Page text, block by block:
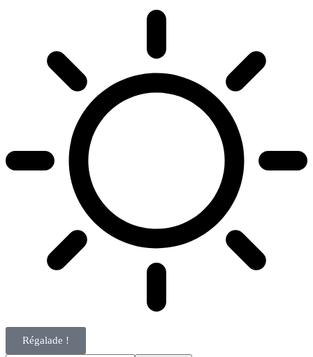
Régalade !